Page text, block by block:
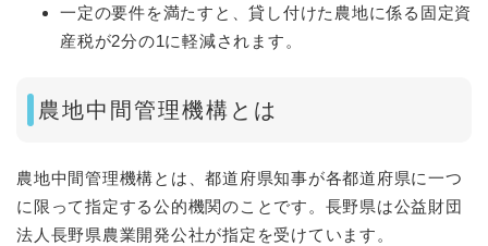
一定の要件を満たすと、貸し付けた農地に係る固定資
産税が2分の1に軽減されます。
農地中間管理機構とは
農地中間管理機構とは、都道府県知事が各都道府県に一つ
に限って指定する公的機関のことです。長野県は公益財団
法人長野県農業開発公社が指定を受けています。